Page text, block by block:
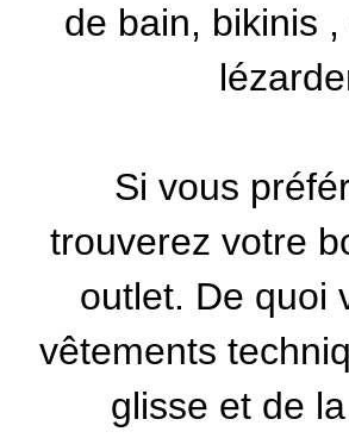
de bain, bikinis
Si vous
trouverez votre
outlet. De quoi
vêtements
glisse et de